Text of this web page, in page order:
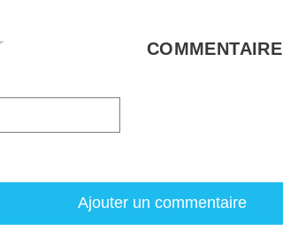
COMMENTAIRE
Ajouter un commentaire